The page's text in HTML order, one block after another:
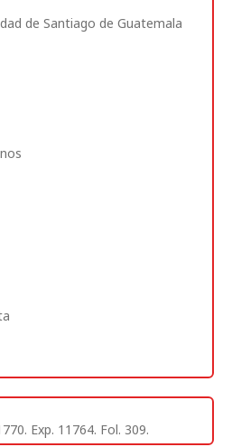
de Santiago de Guatemala
Exp. 11764. Fol. 309.